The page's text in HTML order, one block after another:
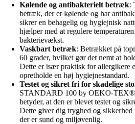
Kølende og antibakterielt betræk:
betræk, der er kølende og har
sikrer en behagelig og hygiejnisk
hjælper med at regulere
bakterievækst.
Vaskbart betræk: Betrækket på
60 grader, hvilket gør det nemt at
Dette er især praktisk for allergikere
opretholde en høj hygiejnestandard.
Testet og sikret fri for skadelige
STANDARD 100 by OEKO-TEX®
betyder, at den er blevet testet og
Dette giver dig tryghed og sikkerhed
der er sund og miljøvenlig.